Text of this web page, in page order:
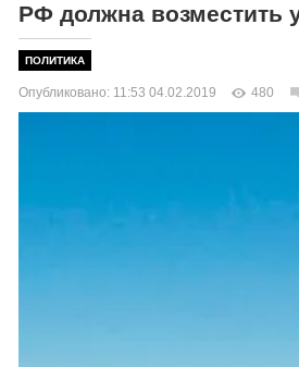
РФ должна возместить
ПОЛИТИКА
Опубликовано: 11:53 04.02.2019 480